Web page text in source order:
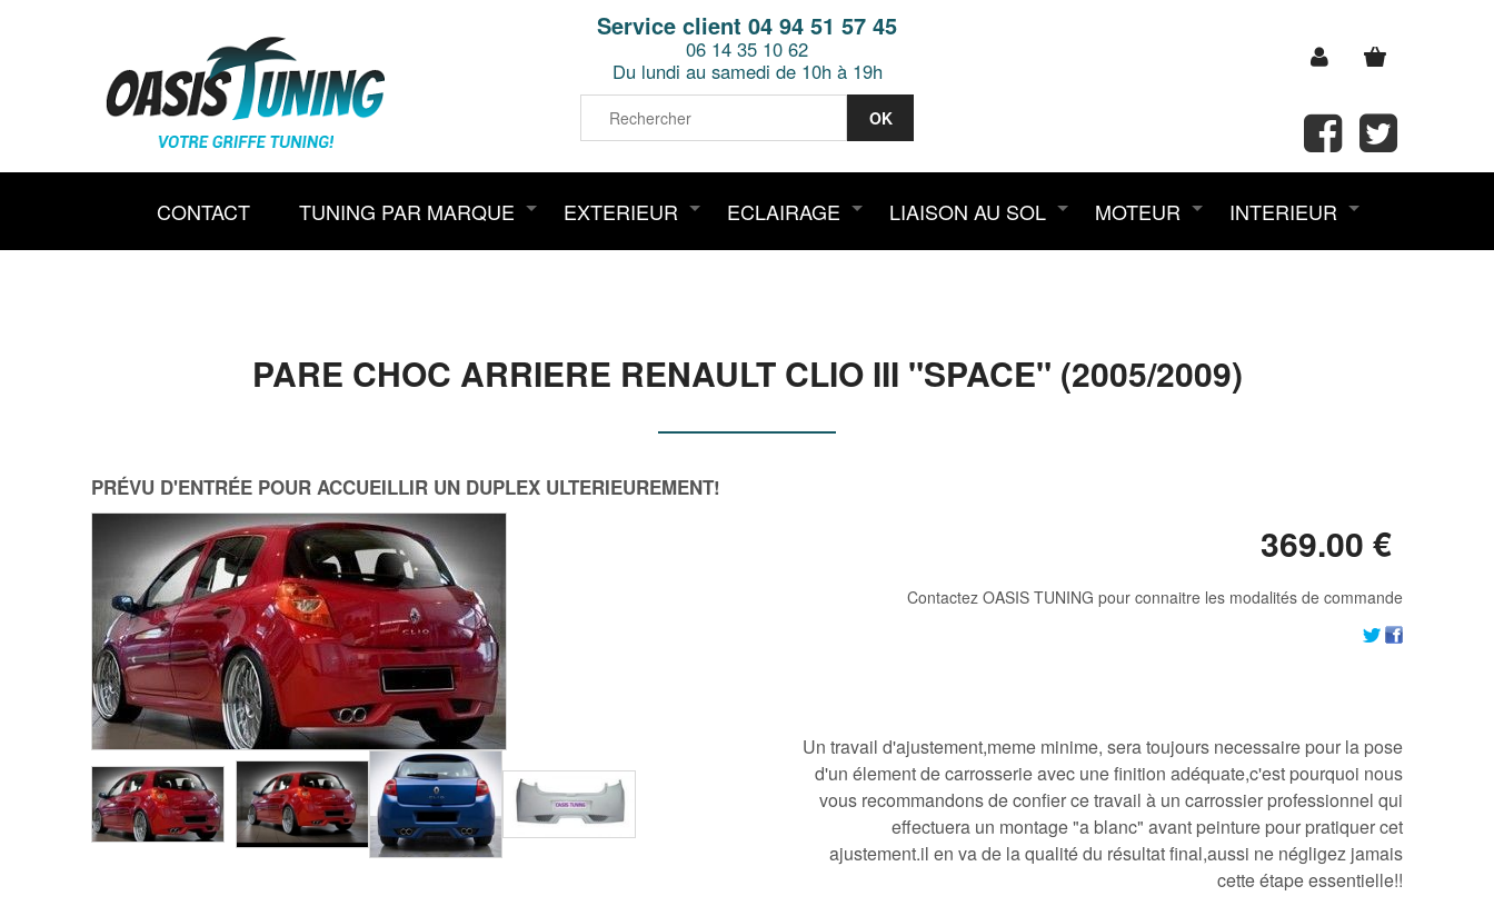
Service client 04 94 51 57 45
06 14 35 10 62
Du lundi au samedi de 10h à 19h
CONTACT TUNING PAR MARQUE EXTERIEUR ECLAIRAGE LIAISON AU SOL MOTEUR INTERIEUR
PARE CHOC ARRIERE RENAULT CLIO III "SPACE" (2005/2009)
PRÉVU D'ENTRÉE POUR ACCUEILLIR UN DUPLEX ULTERIEUREMENT!
369.00 €
Contactez OASIS TUNING pour connaitre les modalités de commande
Un travail d'ajustement,meme minime, sera toujours necessaire pour la pose
d'un élement de carrosserie avec une finition adéquate,c'est pourquoi nous
vous recommandons de confier ce travail à un carrossier professionnel qui
effectuera un montage "a blanc" avant peinture pour pratiquer cet
ajustement.il en va de la qualité du résultat final,aussi ne négligez jamais
cette étape essentielle!!